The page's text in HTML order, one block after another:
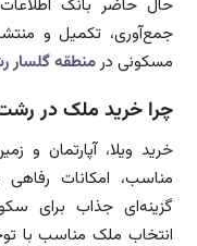
حال حاضر بانک
جمع‌آوری، تکمیل و
مسکونی درمنطقه گلسار
چرا خرید ملک در
خرید ویلا، آپارتمان
مناسب، امکانات
گزینه‌ای جذاب برای
انتخاب ملک مناسب با